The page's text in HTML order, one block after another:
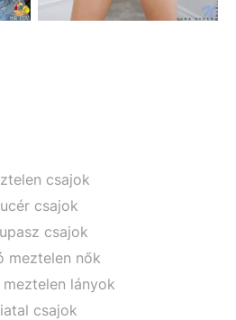
csajok
csajok
csajok
meztelen nők
lányok
csajok